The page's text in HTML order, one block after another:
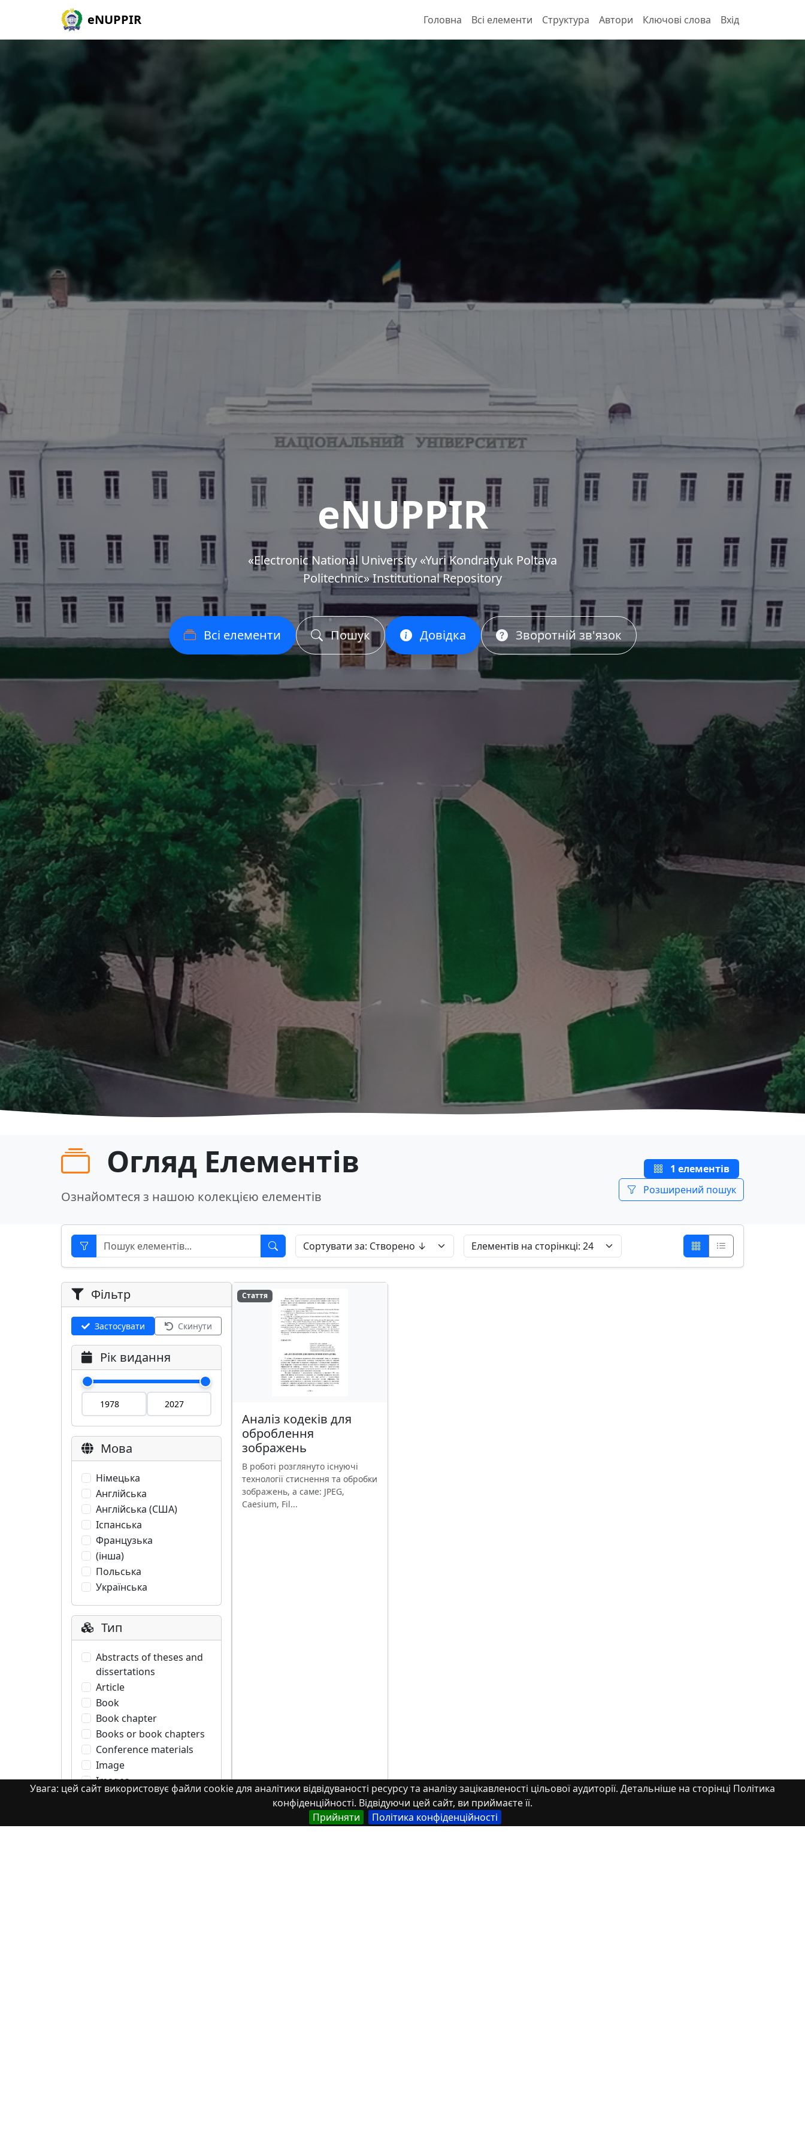
Увага: цей сайт використовує файли cookie для аналітики відвідуваності ресурсу та аналізу зацікавленості цільової аудиторії. Детальніше на сторінці Політика
конфіденційності. Відвідуючи цей сайт, ви приймаєте її.
Прийняти
Політика конфіденційності
eNUPPIR Головна Всі елементи Структура Автори Ключові слова Вхід
eNUPPIR
«Еlectronic National University «Yuri Kondratyuk Poltava
Politechnic» Institutional Repository
Всі елементи Пошук Довідка Зворотній зв'язок
Огляд Елементів
Ознайомтеся з нашою колекцією елементів
1 елементів
Розширений пошук
Фільтр
Застосувати Скинути
Рік видання
Мова
Німецька
Англійська
Англійська (США)
Іспанська
Французька
(інша)
Польська
Українська
Тип
Abstracts of theses and
dissertations
Article
Book
Book chapter
Books or book chapters
Conference materials
Image
Images
Learning Object
Monograph. Books or
Стаття
Аналіз кодеків для
оброблення
зображень
В роботі розглянуто існуючі
технології стиснення та обробки
зображень, а саме: JPEG,
Caesium, Fil...